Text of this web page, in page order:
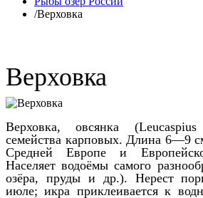
/Верховка
Верховка
Верховка, овсянка
семейства карповых. Длина 6—9
Средней Европе и
Населяет водоёмы самого
озёра, пруды и др.). Нерест
июле; икра приклеивается к